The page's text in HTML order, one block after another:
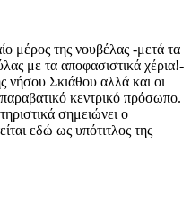
μέρος της νουβέλας -μετά τα
με τα αποφασιστικά χέρια!-
νήσου Σκιάθου αλλά και οι
κεντρικό πρόσωπο.
σημειώνει ο
εδώ ως υπότιτλος της